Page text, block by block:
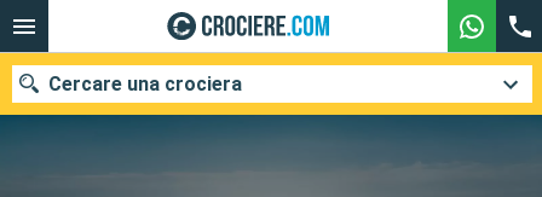
Cercare una crociera